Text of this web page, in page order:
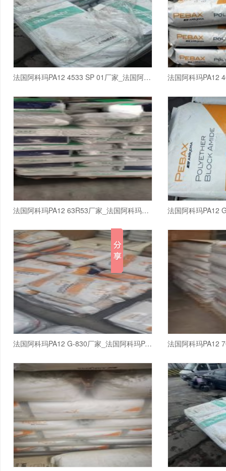
法国阿科玛PA12 4533 SP 01厂家_法国阿科玛
法国阿科玛PA12 63R53厂家_法国阿科玛PA12
法国阿科玛PA12 G-830厂家_法国阿科玛PA12